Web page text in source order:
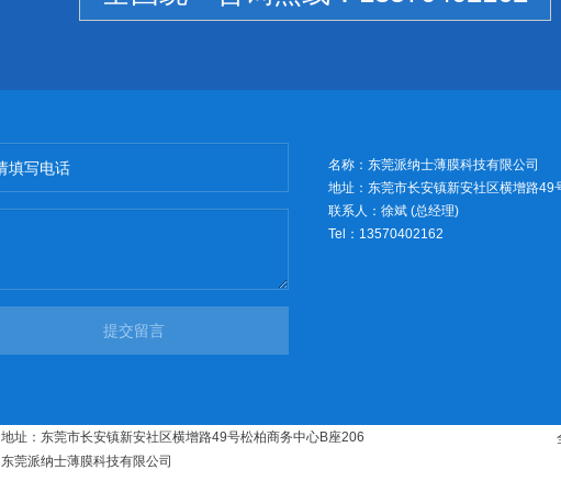
提交留言
名称：东莞派纳士薄膜科技有限公司
地址：东莞市长安镇新安社区横增路
联系人：徐斌 (总经理)
Tel：13570402162
地址：东莞市长安镇新安社区横增路49号松柏商务中心B座206
东莞派纳士薄膜科技有限公司